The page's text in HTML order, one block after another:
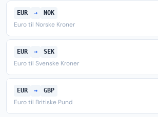
EUR → NOK
Euro til Norske Kroner
EUR → SEK
Euro til Svenske Kroner
EUR → GBP
Euro til Britiske Pund